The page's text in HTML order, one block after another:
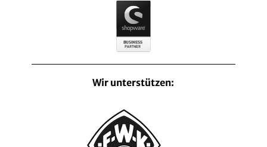
Wir unterstützen: